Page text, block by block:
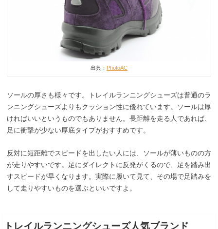
出典： PhotoAC
ソールの厚さも様々です。トレイルランニングシューズは普通のラ
ンニングシューズよりもクッション性に優れています。ソールは厚
ければいいというものでもありません。長距離を走る人であれば、
足に衝撃が少ない厚底タイプがおすすめです。
反対に短距離でスピードを出したい人には、ソールが薄いものの方
が走りやすいです。足にダイレクトに反発がくるので、足を踏み出
すスピードが早くなります。実際に履いて見て、その場で足踏みを
して走りやすいものを選ぶといいですよ。
トレイルランニングシューズ人気ブランド